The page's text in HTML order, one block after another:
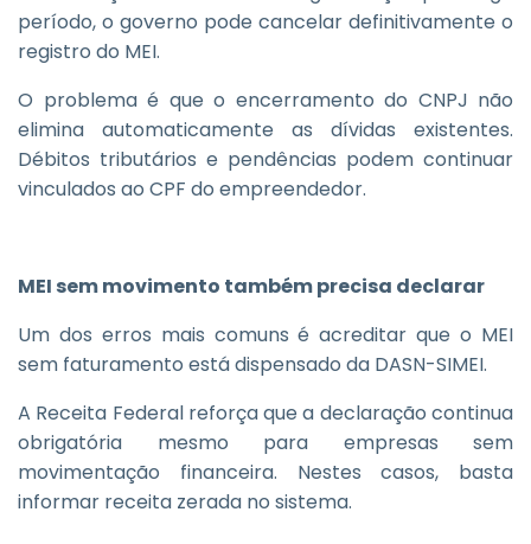
período, o governo pode cancelar definitivamente o
registro do MEI.
O problema é que o encerramento do CNPJ não
elimina automaticamente as dívidas existentes.
Débitos tributários e pendências podem continuar
vinculados ao CPF do empreendedor.
MEI sem movimento também precisa declarar
Um dos erros mais comuns é acreditar que o MEI
sem faturamento está dispensado da DASN-SIMEI.
A Receita Federal reforça que a declaração continua
obrigatória mesmo para empresas sem
movimentação financeira. Nestes casos, basta
informar receita zerada no sistema.